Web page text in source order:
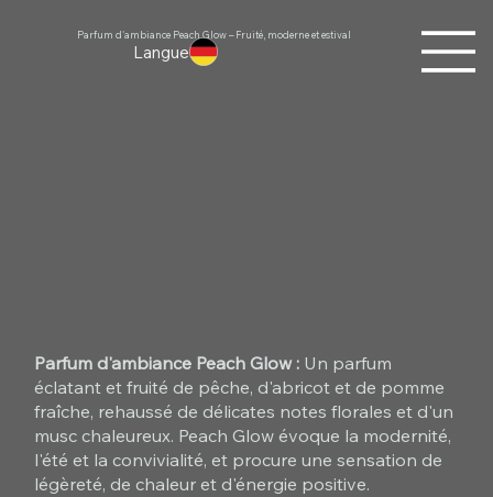
Langue
Parfum d'ambiance Peach Glow – Fruité, moderne et estival
Parfum d'ambiance Peach Glow : Un parfum
éclatant et fruité de pêche, d'abricot et de pomme
fraîche, rehaussé de délicates notes florales et d'un
musc chaleureux. Peach Glow évoque la modernité,
l'été et la convivialité, et procure une sensation de
légèreté, de chaleur et d'énergie positive.